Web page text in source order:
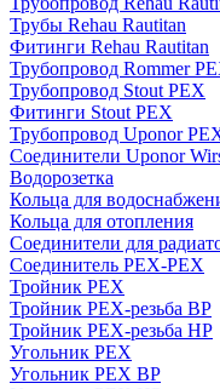
Трубы Rehau Rautitan
Фитинги Rehau Rautitan
Трубопровод Rommer
Трубопровод Stout PEX
Фитинги Stout PEX
Трубопровод Uponor
Соединители Uponor
Водорозетка
Кольца для
Кольца для отопления
Соединители для
Соединитель PEX-PEX
Тройник PEX
Тройник PEX-резьба ВР
Тройник PEX-резьба НР
Угольник PEX
Угольник PEX ВР